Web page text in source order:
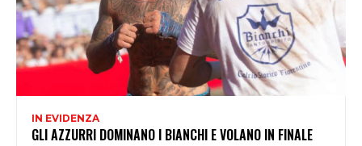
IN EVIDENZA
GLI AZZURRI DOMINANO I BIANCHI E VOLANO IN FINALE